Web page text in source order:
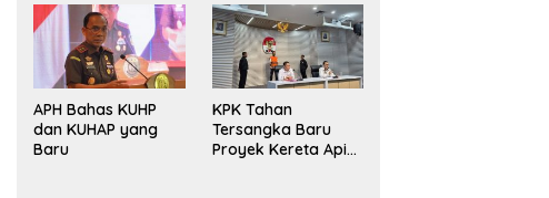
Kaur
APH Bahas KUHP
dan KUHAP yang
Baru
KPK Tahan
Tersangka Baru
Proyek Kereta Api